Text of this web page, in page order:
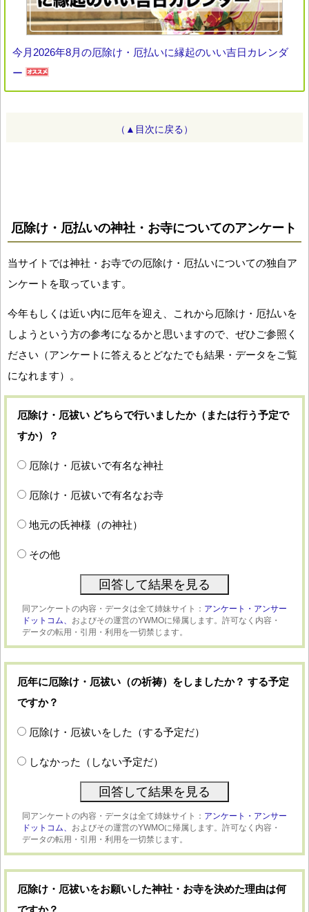
今月2026年8月の厄除け・厄払いに縁起のいい吉日カレンダ
ー
（▲目次に戻る）
厄除け・厄払いの神社・お寺についてのアンケート
当サイトでは神社・お寺での厄除け・厄払いについての独自ア
ンケートを取っています。
今年もしくは近い内に厄年を迎え、これから厄除け・厄払いを
しようという方の参考になるかと思いますので、ぜひご参照く
ださい（アンケートに答えるとどなたでも結果・データをご覧
になれます）。
厄除け・厄祓い どちらで行いましたか（または行う予定で
すか）？
厄除け・厄祓いで有名な神社
厄除け・厄祓いで有名なお寺
地元の氏神様（の神社）
その他
同アンケートの内容・データは全て姉妹サイト： アンケート・アンサー
ドットコム、 およびその運営のYWMOに帰属します。許可なく内容・
データの転用・引用・利用を一切禁じます。
厄年に厄除け・厄祓い（の祈祷）をしましたか？ する予定
ですか？
厄除け・厄祓いをした（する予定だ）
しなかった（しない予定だ）
同アンケートの内容・データは全て姉妹サイト： アンケート・アンサー
ドットコム、 およびその運営のYWMOに帰属します。許可なく内容・
データの転用・引用・利用を一切禁じます。
厄除け・厄祓いをお願いした神社・お寺を決めた理由は何
ですか？